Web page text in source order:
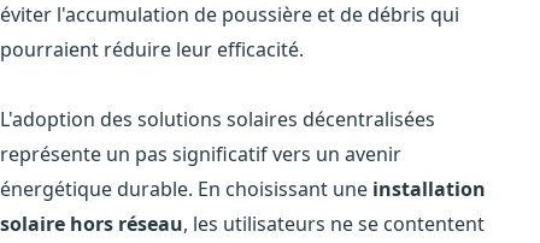
éviter l'accumulation de poussière et de débris qui
pourraient réduire leur efficacité.
L'adoption des solutions solaires décentralisées
représente un pas significatif vers un avenir
énergétique durable. En choisissant une installation
solaire hors réseau, les utilisateurs ne se contentent